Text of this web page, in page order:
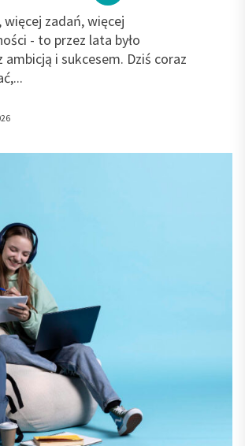
więcej zadań, więcej
- to przez lata było
ambicją i sukcesem. Dziś coraz